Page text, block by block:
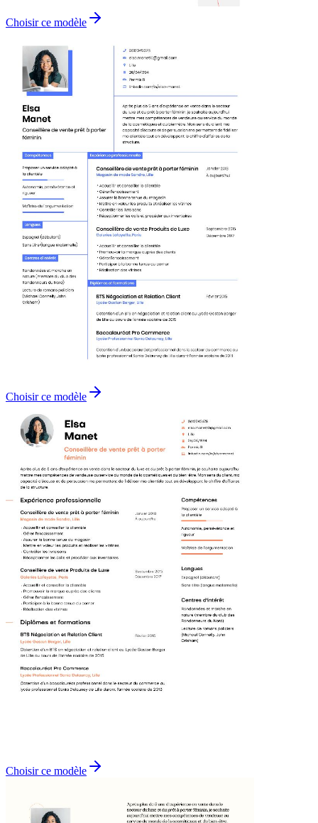
Choisir ce modèle
Choisir ce modèle
Choisir ce modèle